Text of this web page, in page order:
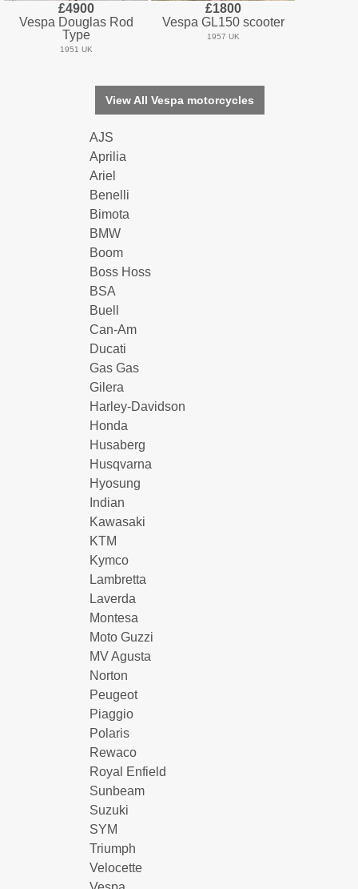
£4900
Vespa Douglas Rod
Type
1951 UK
£1800
Vespa GL150 scooter
1957 UK
View All Vespa motorcycles
AJS
Aprilia
Ariel
Benelli
Bimota
BMW
Boom
Boss Hoss
BSA
Buell
Can-Am
Ducati
Gas Gas
Gilera
Harley-Davidson
Honda
Husaberg
Husqvarna
Hyosung
Indian
Kawasaki
KTM
Kymco
Lambretta
Laverda
Montesa
Moto Guzzi
MV Agusta
Norton
Peugeot
Piaggio
Polaris
Rewaco
Royal Enfield
Sunbeam
Suzuki
SYM
Triumph
Velocette